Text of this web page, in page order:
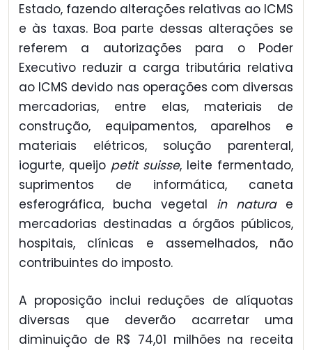
Estado, fazendo alterações relativas ao ICMS
e às taxas. Boa parte dessas alterações se
referem a autorizações para o Poder
Executivo reduzir a carga tributária relativa
ao ICMS devido nas operações com diversas
mercadorias, entre elas, materiais de
construção, equipamentos, aparelhos e
materiais elétricos, solução parenteral,
iogurte, queijo petit suisse, leite fermentado,
suprimentos de informática, caneta
esferográfica, bucha vegetal in naturae
mercadorias destinadas a órgãos públicos,
hospitais, clínicas e assemelhados, não
contribuintes do imposto.
A proposição inclui reduções de alíquotas
diversas que deverão acarretar uma
diminuição de R$ 74,01 milhões na receita